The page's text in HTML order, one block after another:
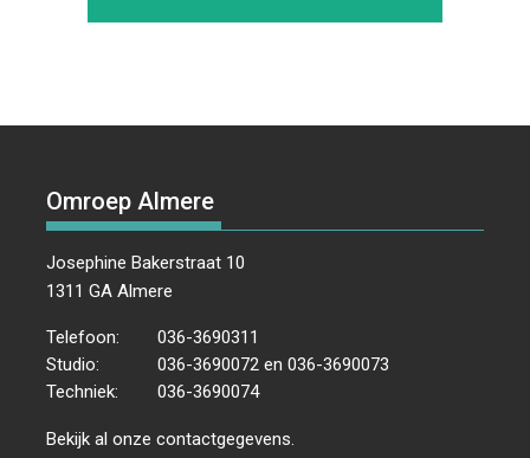
Omroep Almere
Josephine Bakerstraat 10
1311 GA Almere
Telefoon:
036-3690311
Studio:
036-3690072 en 036-3690073
Techniek:
036-3690074
Bekijk al onzecontactgegevens